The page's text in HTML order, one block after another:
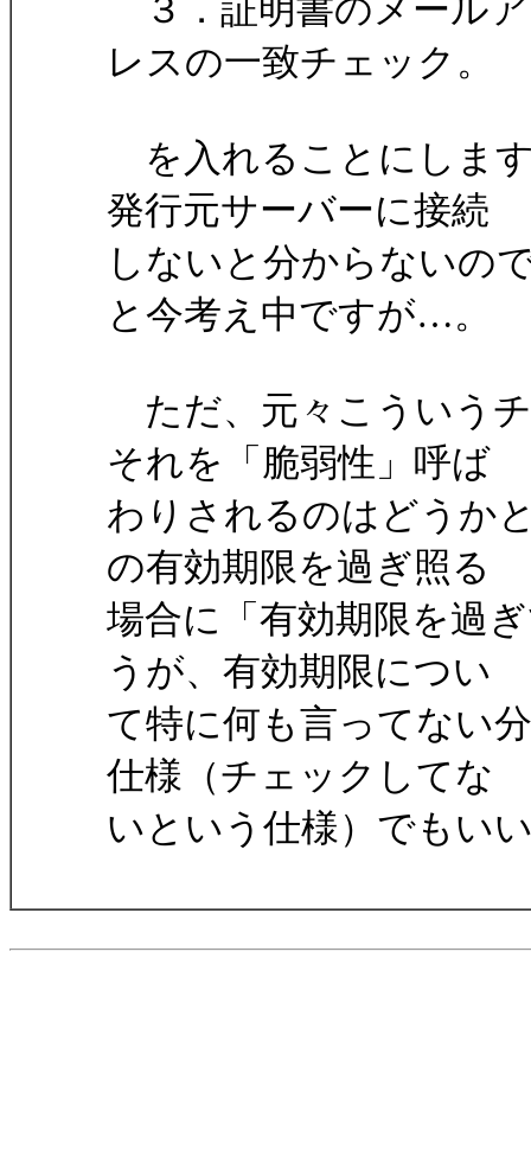
３．証明書のメール
レスの一致チェック。
を入れることにしま
発行元サーバーに接続
しないと分からないの
と今考え中ですが…。
ただ、元々こういう
それを「脆弱性」呼ば
わりされるのはどうか
の有効期限を過ぎ照る
場合に「有効期限を過
うが、有効期限につい
て特に何も言ってない
仕様（チェックしてな
いという仕様）でもい